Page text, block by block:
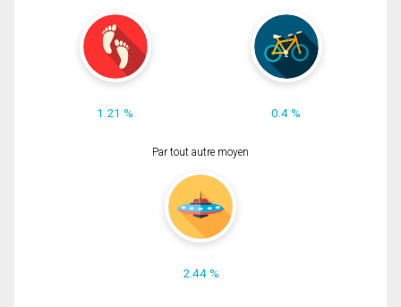
1.21 % 0.4 %
Par tout autre moyen
2.44 %